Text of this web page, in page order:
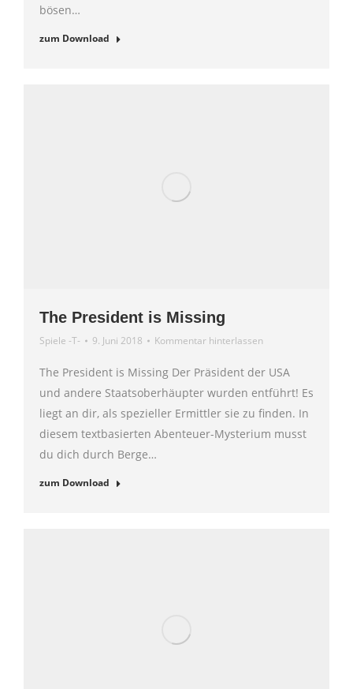
bösen…
zum Download
The President is Missing
Spiele -T- 9. Juni 2018 Kommentar hinterlassen
The President is Missing Der Präsident der USA
und andere Staatsoberhäupter wurden entführt! Es
liegt an dir, als spezieller Ermittler sie zu finden. In
diesem textbasierten Abenteuer-Mysterium musst
du dich durch Berge…
zum Download